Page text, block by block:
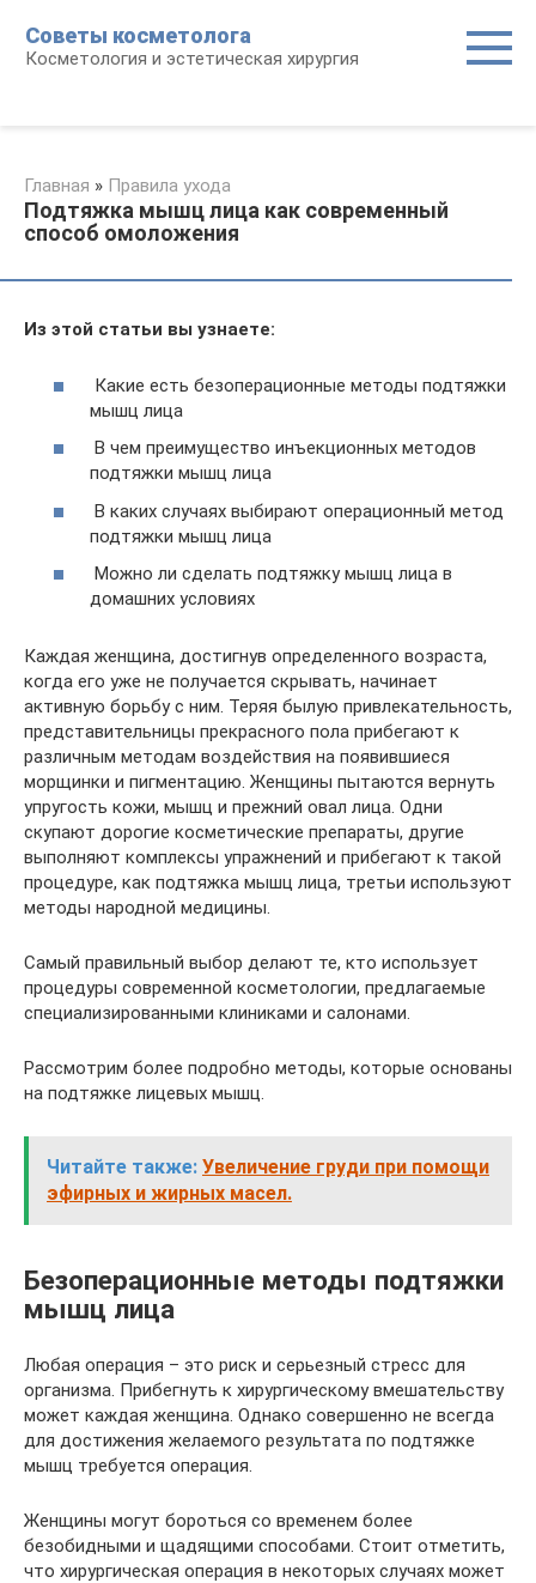
контенту
Советы косметолога
Косметология и эстетическая хирургия
Главная » Правила ухода
Подтяжка мышц лица как современный
способ омоложения
Из этой статьи вы узнаете:
Какие есть безоперационные методы подтяжки
мышц лица
В чем преимущество инъекционных методов
подтяжки мышц лица
В каких случаях выбирают операционный метод
подтяжки мышц лица
Можно ли сделать подтяжку мышц лица в
домашних условиях
Каждая женщина, достигнув определенного возраста,
когда его уже не получается скрывать, начинает
активную борьбу с ним. Теряя былую привлекательность,
представительницы прекрасного пола прибегают к
различным методам воздействия на появившиеся
морщинки и пигментацию. Женщины пытаются вернуть
упругость кожи, мышц и прежний овал лица. Одни
скупают дорогие косметические препараты, другие
выполняют комплексы упражнений и прибегают к такой
процедуре, как подтяжка мышц лица, третьи используют
методы народной медицины.
Самый правильный выбор делают те, кто использует
процедуры современной косметологии, предлагаемые
специализированными клиниками и салонами.
Рассмотрим более подробно методы, которые основаны
на подтяжке лицевых мышц.
Читайте также: Увеличение груди при помощи
эфирных и жирных масел.
Безоперационные методы подтяжки
мышц лица
Любая операция – это риск и серьезный стресс для
организма. Прибегнуть к хирургическому вмешательству
может каждая женщина. Однако совершенно не всегда
для достижения желаемого результата по подтяжке
мышц требуется операция.
Женщины могут бороться со временем более
безобидными и щадящими способами. Стоит отметить,
что хирургическая операция в некоторых случаях может